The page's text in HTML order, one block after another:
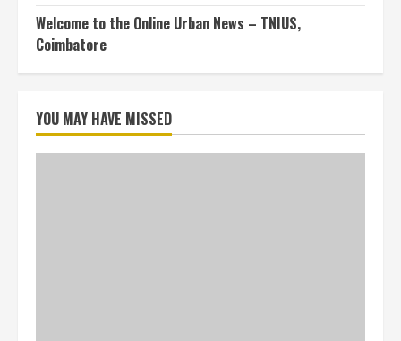
Welcome to the Online Urban News – TNIUS,
Coimbatore
YOU MAY HAVE MISSED